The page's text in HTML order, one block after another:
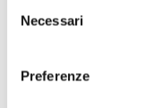
delNecessari
Preferenze